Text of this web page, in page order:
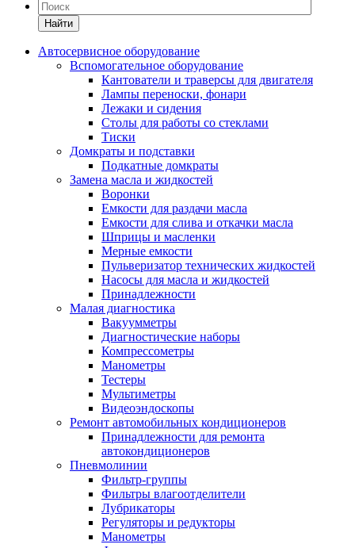
Найти
Автосервисное оборудование
Вспомогательное оборудование
Кантователи и траверсы для двигателя
Лампы переноски, фонари
Лежаки и сидения
Столы для работы со стеклами
Тиски
Домкраты и подставки
Подкатные домкраты
Замена масла и жидкостей
Воронки
Емкости для раздачи масла
Емкости для слива и откачки масла
Шприцы и масленки
Мерные емкости
Пульверизатор технических жидкостей
Насосы для масла и жидкостей
Принадлежности
Малая диагностика
Вакуумметры
Диагностические наборы
Компрессометры
Манометры
Тестеры
Мультиметры
Видеоэндоскопы
Ремонт автомобильных кондиционеров
Принадлежности для ремонта
автокондиционеров
Пневмолинии
Фильтр-группы
Фильтры влагоотделители
Лубрикаторы
Регуляторы и редукторы
Манометры